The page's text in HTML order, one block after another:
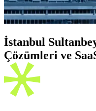
İstanbul
Çözümleri ve